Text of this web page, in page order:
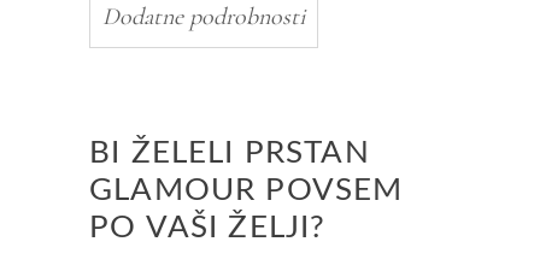
Dodatne podrobnosti
BI ŽELELI PRSTAN
GLAMOUR POVSEM
PO VAŠI ŽELJI?